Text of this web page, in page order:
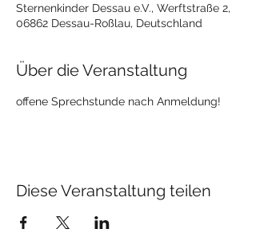
Sternenkinder Dessau e.V., Werftstraße 2,
06862 Dessau-Roßlau, Deutschland
Über die Veranstaltung
offene Sprechstunde nach Anmeldung!
Diese Veranstaltung teilen